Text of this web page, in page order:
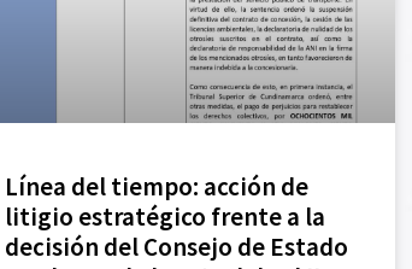
Línea del tiempo: acción de
litigio estratégico frente a la
decisión del Consejo de Estado